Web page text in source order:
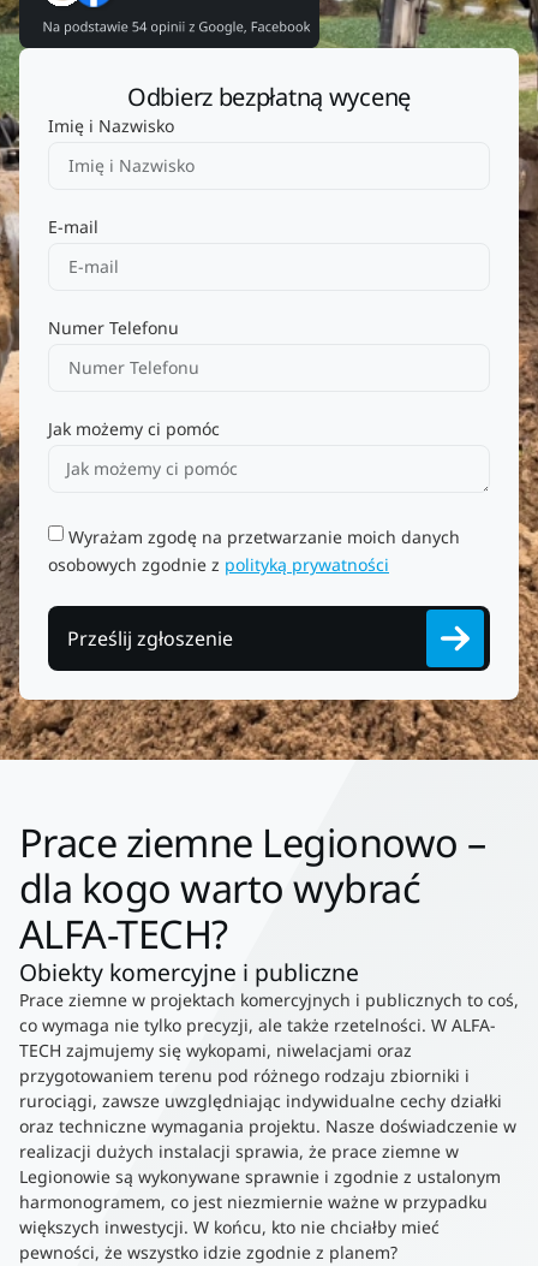
Odbierz bezpłatną wycenę
Imię i Nazwisko
E-mail
Numer Telefonu
Jak możemy ci pomóc
Wyrażam zgodę na przetwarzanie moich danych
osobowych zgodnie z polityką prywatności
Prześlij zgłoszenie
Prace ziemne Legionowo –
dla kogo warto wybrać
ALFA-TECH?
Obiekty komercyjne i publiczne
Prace ziemne w projektach komercyjnych i publicznych to coś,
co wymaga nie tylko precyzji, ale także rzetelności. W ALFA-
TECH zajmujemy się wykopami, niwelacjami oraz
przygotowaniem terenu pod różnego rodzaju zbiorniki i
rurociągi, zawsze uwzględniając indywidualne cechy działki
oraz techniczne wymagania projektu. Nasze doświadczenie w
realizacji dużych instalacji sprawia, że prace ziemne w
Legionowie są wykonywane sprawnie i zgodnie z ustalonym
harmonogramem, co jest niezmiernie ważne w przypadku
większych inwestycji. W końcu, kto nie chciałby mieć
pewności, że wszystko idzie zgodnie z planem?